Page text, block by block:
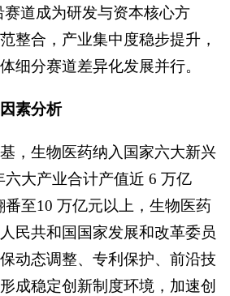
道成为研发与资本核心方
整合，产业集中度稳步提升，
细分赛道差异化发展并行。
素分析
，生物医药纳入国家六大新兴
六大产业合计产值近 6 万亿
番至10 万亿元以上，生物医药
民共和国国家发展和改革委员
动态调整、专利保护、前沿技
成稳定创新制度环境，加速创